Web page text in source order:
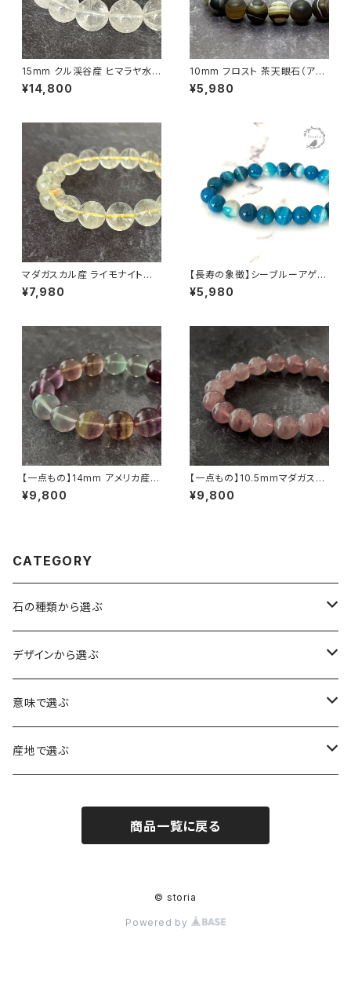
15mm クル渓谷産 ヒマラヤ水
晶 ブレスレット 微細な虹・ライ
モナイト入り【画像現物】
¥14,800
10mm フロスト 茶天眼石（アイ
アゲート）ブレスレット
¥5,980
マダガスカル産 ライモナイト共
生 13.5mm ガーデンクォーツ
ブレスレット
¥7,980
【長寿の象徴】シーブルーアゲー
ト（縞メノウ） 8mm珠 ブレスレ
ット
¥5,980
【一点もの】14mm アメリカ産
バイカラー フローライト ブレス
レット【鑑別済み】
¥9,800
【一点もの】10.5mmマダガスカ
ル産 ディープ・ローズクォーツ
ブレスレット【鑑別済み】
¥9,800
CATEGORY
石の種類から選ぶ
水晶（クォーツ）
アイリスクォーツ（虹入り水晶）
ヒマラヤ水晶
ローズクォーツ（紅水晶）
アメジスト（紫水晶）
スモーキークォーツ（煙水晶）
アイリススモーキークォーツ（虹入り水晶）
デザインから選ぶ
龍彫刻（水晶）
龍彫刻（オニキス）
意味で選ぶ
魔除け・厄除け
癒やし・ヒーリング
産地で選ぶ
商品一覧に戻る
© storia
Powered by